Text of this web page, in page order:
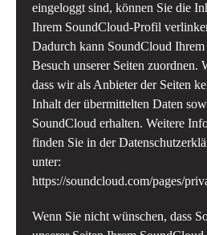
eingeloggt sind, können Sie die
Ihrem SoundCloud-Profil
Dadurch kann SoundCloud
Besuch unserer Seiten zuordnen.
dass wir als Anbieter der Seiten
Inhalt der übermittelten Daten
SoundCloud erhalten. Weitere
finden Sie in der
unter:
https://soundcloud.com/pages/
Wenn Sie nicht wünschen, dass